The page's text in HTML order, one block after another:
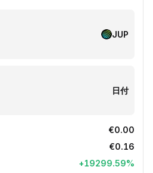
JUP
日付
€0.00
€0.16
+19299.59%